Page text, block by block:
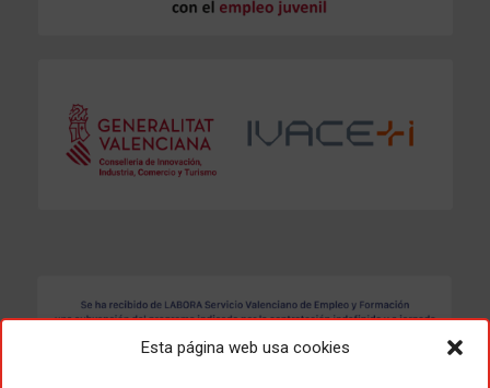
Esta página web usa cookies